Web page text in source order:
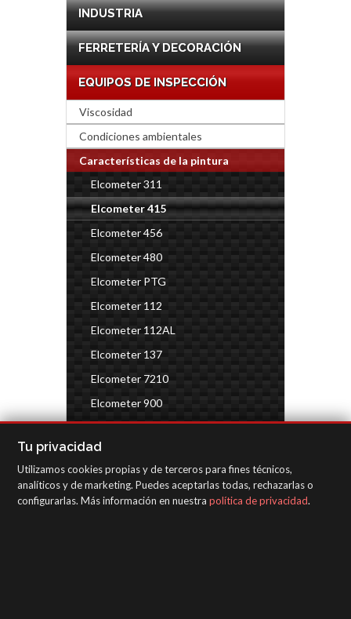
INDUSTRIA
FERRETERÍA Y DECORACIÓN
EQUIPOS DE INSPECCIÓN
Viscosidad
Condiciones ambientales
Características de la pintura
Elcometer 311
Elcometer 415
Elcometer 456
Elcometer 480
Elcometer PTG
Elcometer 112
Elcometer 112AL
Elcometer 137
Elcometer 7210
Elcometer 900
Elcometer 148
Test calidad de aire
Kits de inspección de automóviles
Tu privacidad
Utilizamos cookies propias y de terceros para fines técnicos,
analíticos y de marketing. Puedes aceptarlas todas, rechazarlas o
configurarlas. Más información en nuestra política de privacidad.